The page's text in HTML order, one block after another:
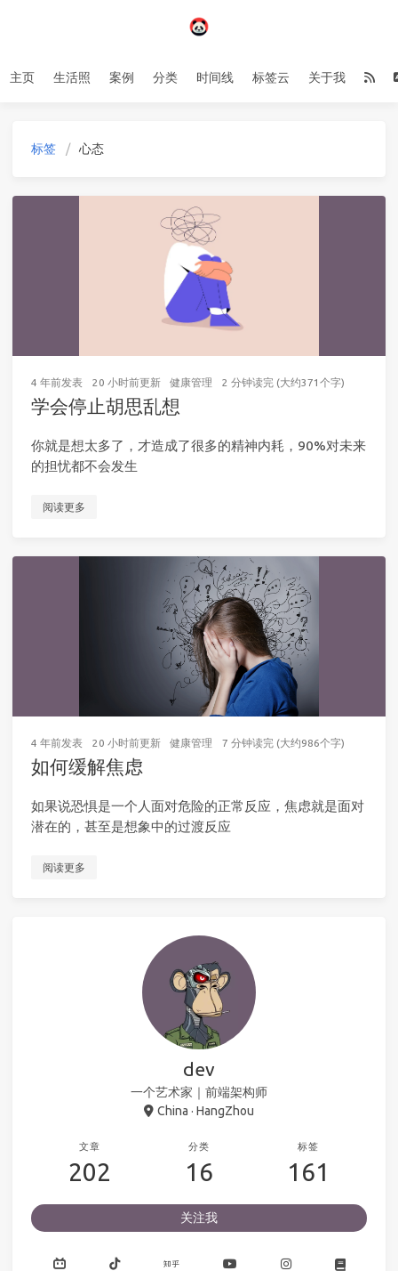
主页 生活照 案例 分类 时间线 标签云 关于我
标签 心态
4 年前发表 20 小时前更新 健康管理 2 分钟读完 (大约371个字)
学会停止胡思乱想
你就是想太多了，才造成了很多的精神内耗，90%对未来
的担忧都不会发生
阅读更多
4 年前发表 20 小时前更新 健康管理 7 分钟读完 (大约986个字)
如何缓解焦虑
如果说恐惧是一个人面对危险的正常反应，焦虑就是面对
潜在的，甚至是想象中的过渡反应
阅读更多
dev
一个艺术家｜前端架构师
China · HangZhou
文章
202
分类
16
标签
161
关注我